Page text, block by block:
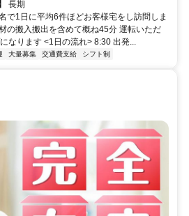
長期
で1日に平均6件ほどお客様宅をし訪問しま
の搬入搬出を含めて概ね45分 運転いただ
なります <1日の流れ> 8:30 出発...
大量募集 交通費支給 シフト制